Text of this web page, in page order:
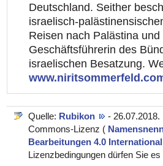
Deutschland. Seither
israelisch-
Reisen nach Palästina
Geschäftsführerin des
israelischen Besatzung.
Quelle: Rubikon
-
Commons-Lizenz (
Bearbeitungen 4.0
Lizenzbedingungen dürfen Sie